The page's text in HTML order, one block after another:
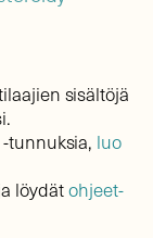
sisältöjä
tunnuksia, luo
löydätohjeet-